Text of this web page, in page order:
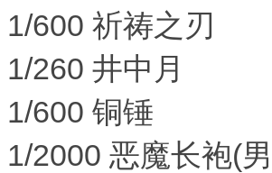
1/600 祈祷之刃
1/260 井中月
1/600 铜锤
1/2000 恶魔长袍(